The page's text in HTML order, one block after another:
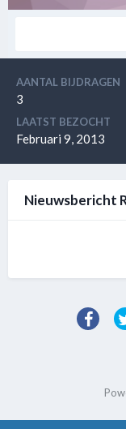
AANTAL BIJDRAGEN
3
LAATST BEZOCHT
Februari 9, 2013
Nieuwsbericht